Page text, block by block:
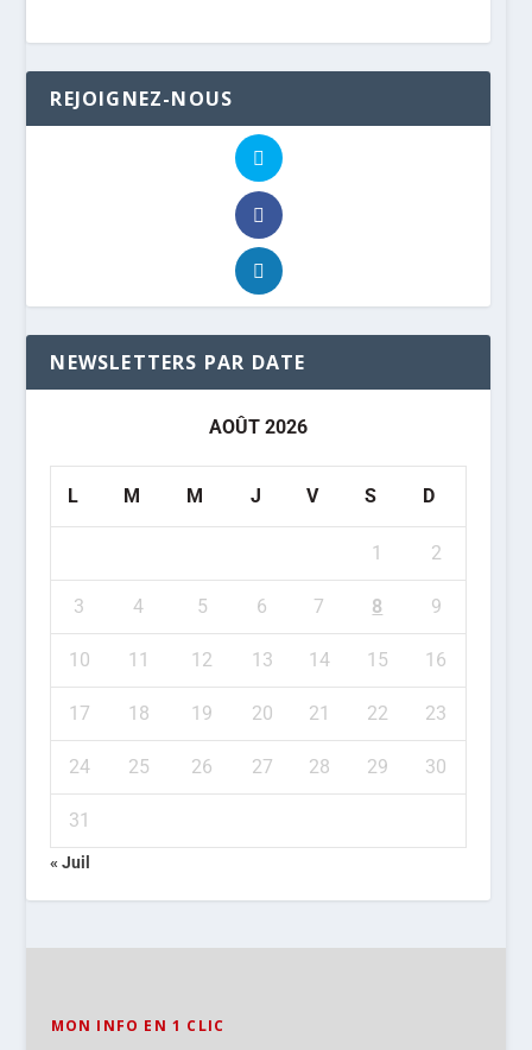
REJOIGNEZ-NOUS
NEWSLETTERS PAR DATE
AOÛT 2026
L M M J V S D
1 2
3 4 5 6 7 8 9
10 11 12 13 14 15 16
17 18 19 20 21 22 23
24 25 26 27 28 29 30
31
« Juil
MON INFO EN 1 CLIC